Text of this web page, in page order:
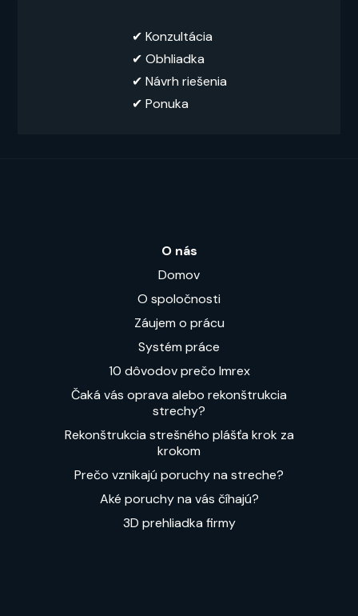
✔︎ Konzultácia
✔︎ Obhliadka
✔︎ Návrh riešenia
✔ Ponuka
O nás
Domov
O spoločnosti
Záujem o prácu
Systém práce
10 dôvodov prečo Imrex
Čaká vás oprava alebo rekonštrukcia
strechy?
Rekonštrukcia strešného plášťa krok za
krokom
Prečo vznikajú poruchy na streche?
Aké poruchy na vás číhajú?
3D prehliadka firmy